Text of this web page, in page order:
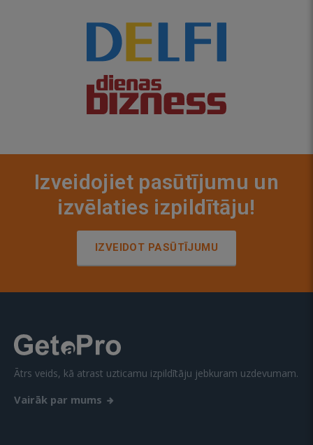
Izveidojiet pasūtījumu un
izvēlaties izpildītāju!
IZVEIDOT PASŪTĪJUMU
Ātrs veids, kā atrast uzticamu izpildītāju jebkuram uzdevumam.
Vairāk par mums